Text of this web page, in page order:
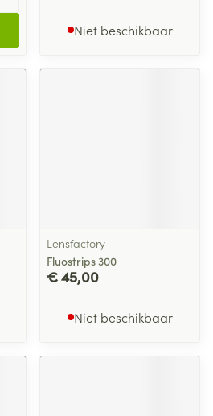
Niet beschikbaar
Lensfactory
Fluostrips 300
€ 45,00
Niet beschikbaar